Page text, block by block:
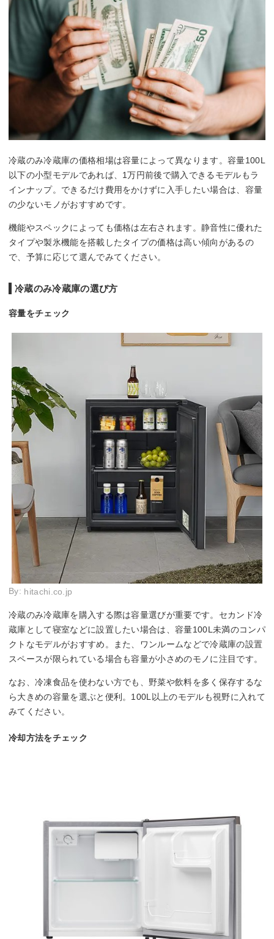
冷蔵のみ冷蔵庫の価格相場は容量によって異なります。容量100L
以下の小型モデルであれば、1万円前後で購入できるモデルもラ
インナップ。できるだけ費用をかけずに入手したい場合は、容量
の少ないモノがおすすめです。
機能やスペックによっても価格は左右されます。静音性に優れた
タイプや製氷機能を搭載したタイプの価格は高い傾向があるの
で、予算に応じて選んでみてください。
冷蔵のみ冷蔵庫の選び方
容量をチェック
By: hitachi.co.jp
冷蔵のみ冷蔵庫を購入する際は容量選びが重要です。セカンド冷
蔵庫として寝室などに設置したい場合は、容量100L未満のコンパ
クトなモデルがおすすめ。また、ワンルームなどで冷蔵庫の設置
スペースが限られている場合も容量が小さめのモノに注目です。
なお、冷凍食品を使わない方でも、野菜や飲料を多く保存するな
ら大きめの容量を選ぶと便利。100L以上のモデルも視野に入れて
みてください。
冷却方法をチェック